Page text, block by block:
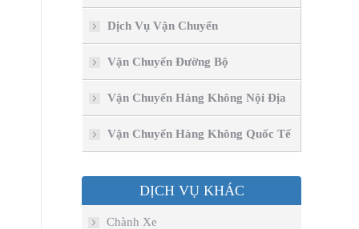
Dịch Vụ Vận Chuyển
Vận Chuyển Đường Bộ
Vận Chuyển Hàng Không Nội Địa
Vận Chuyển Hàng Không Quốc Tế
DỊCH VỤ KHÁC
Chành Xe